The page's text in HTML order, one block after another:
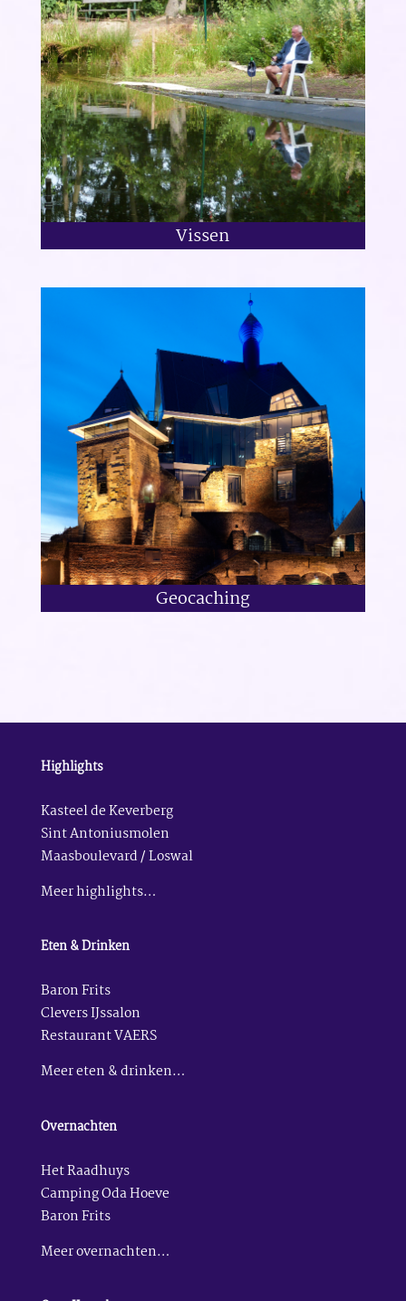
Vissen
Geocaching
Highlights
Kasteel de Keverberg
Sint Antoniusmolen
Maasboulevard / Loswal
Meer highlights…
Eten & Drinken
Baron Frits
Clevers IJssalon
Restaurant VAERS
Meer eten & drinken…
Overnachten
Het Raadhuys
Camping Oda Hoeve
Baron Frits
Meer overnachten…